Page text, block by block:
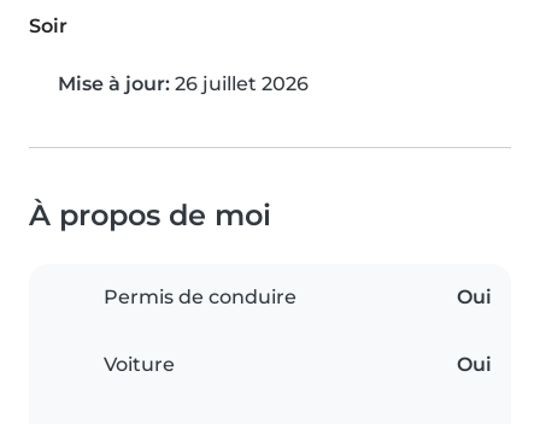
Soir
Mise à jour: 26 juillet 2026
À propos de moi
Permis de conduire Oui
Voiture Oui